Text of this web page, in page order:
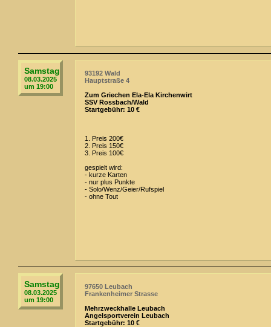
Samstag
08.03.2025
um 19:00
93192 Wald
Hauptstraße 4
Zum Griechen Ela-Ela Kirchenwirt
SSV Rossbach/Wald
Startgebühr: 10 €
1. Preis 200€
2. Preis 150€
3. Preis 100€
gespielt wird:
- kurze Karten
- nur plus Punkte
- Solo/Wenz/Geier/Rufspiel
- ohne Tout
Samstag
08.03.2025
um 19:00
97650 Leubach
Frankenheimer Strasse
Mehrzweckhalle Leubach
Angelsportverein Leubach
Startgebühr: 10 €